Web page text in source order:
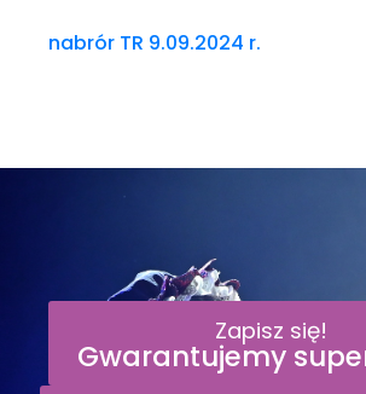
nabrór TR 9.09.2024 r.
Zapisz się!
Gwarantujemy